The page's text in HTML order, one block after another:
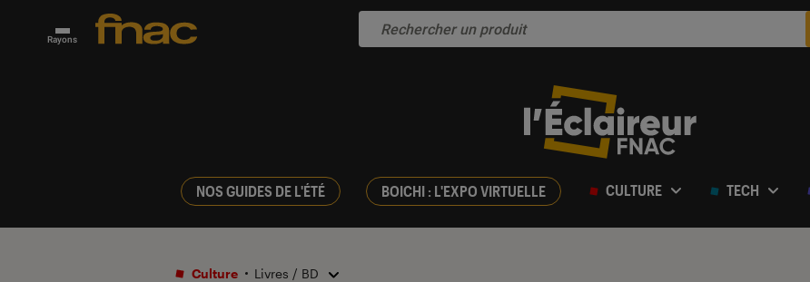
Rayons
NOS GUIDES DE L'ÉTÉ BOICHI : L'EXPO VIRTUELLE CULTURE TECH
Culture Livres / BD